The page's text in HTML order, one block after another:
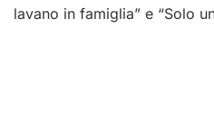
lavano in famiglia” e “Solo